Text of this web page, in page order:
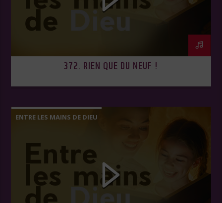
372. RIEN QUE DU NEUF !
ENTRE LES MAINS DE DIEU